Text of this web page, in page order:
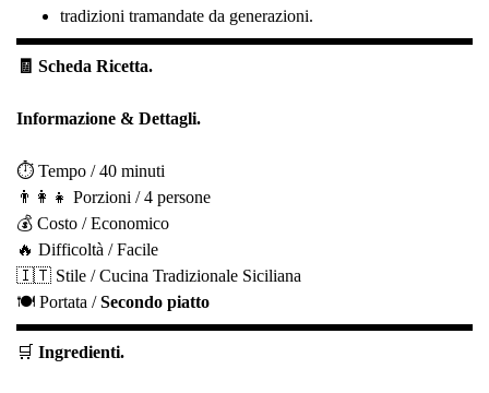
tradizioni tramandate da generazioni.
🧾 Scheda Ricetta.
Informazione & Dettagli.
⏱️ Tempo / 40 minuti
👨‍👩‍👧 Porzioni / 4 persone
💰 Costo / Economico
🔥 Difficoltà / Facile
🇮🇹 Stile / Cucina Tradizionale Siciliana
🍽️ Portata /Secondo piatto
🛒 Ingredienti.